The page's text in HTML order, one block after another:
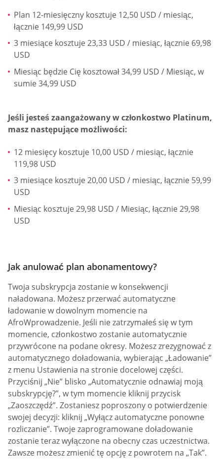
Plan 12-miesięczny kosztuje 12,50 USD / miesiąc,
łącznie 149,99 USD
3 miesiące kosztuje 23,33 USD / miesiąc, łącznie 69,98
USD
Miesiąc będzie Cię kosztował 34,99 USD / Miesiąc, w
sumie 34,99 USD
Jeśli jesteś zaangażowany w członkostwo Platinum,
masz następujące możliwości:
12 miesięcy kosztuje 10,00 USD / miesiąc, łącznie
119,98 USD
3 miesiące kosztuje 20,00 USD / miesiąc, łącznie 59,99
USD
Miesiąc kosztuje 29,98 USD / Miesiąc, łącznie 29,98
USD
Jak anulować plan abonamentowy?
Twoja subskrypcja zostanie w konsekwencji
naładowana. Możesz przerwać automatyczne
ładowanie w dowolnym momencie na
AfroWprowadzenie. Jeśli nie zatrzymałeś się w tym
momencie, członkostwo zostanie automatycznie
przywrócone na podane okresy. Możesz zrezygnować z
automatycznego doładowania, wybierając „Ładowanie”
z menu Ustawienia na stronie docelowej części.
Przyciśnij „Nie” blisko „Automatycznie odnawiaj moją
subskrypcję?”, w tym momencie kliknij przycisk
„Zaoszczędź”. Zostaniesz poproszony o potwierdzenie
swojej decyzji: kliknij „Wyłącz automatyczne ponowne
rozliczanie”. Twoje zaprogramowane doładowanie
zostanie teraz wyłączone na obecny czas uczestnictwa.
Zawsze możesz zmienić tę opcję z powrotem na „Tak”.